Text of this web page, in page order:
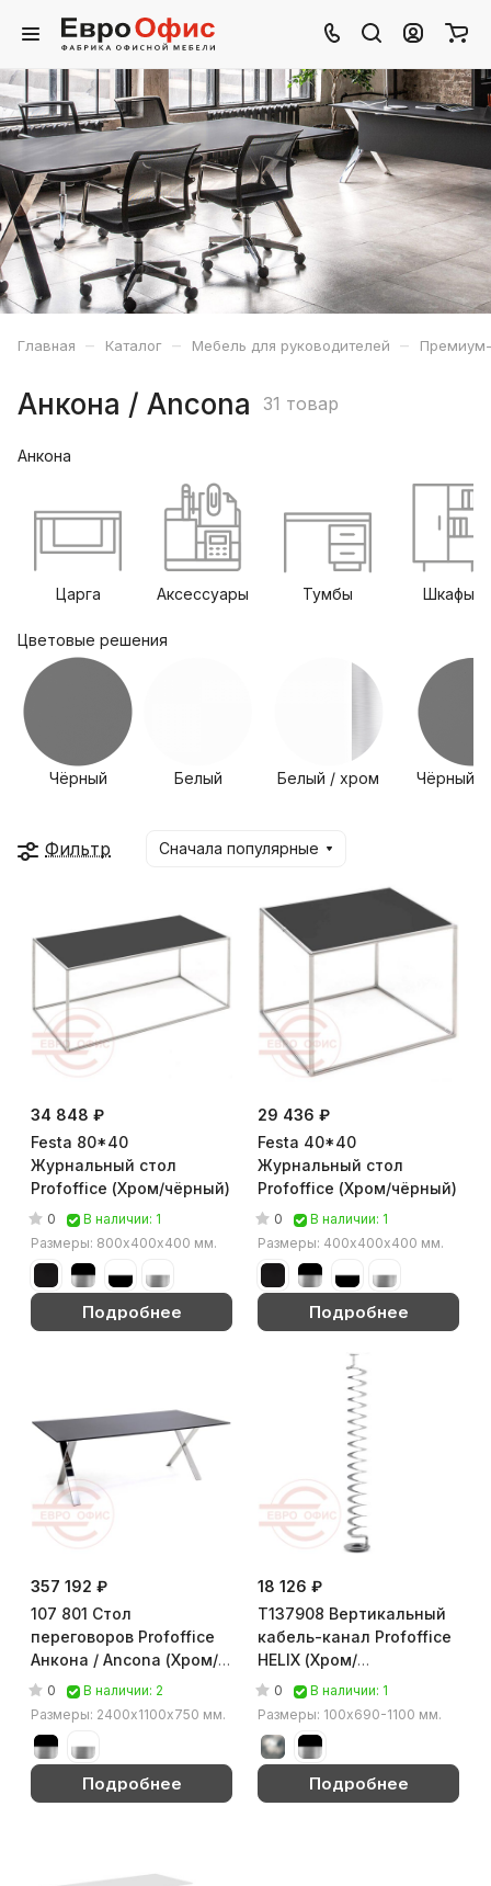
Главная – Каталог – Мебель для руководителей –
Анкона / Ancona 31 товар
Анкона
Царга Аксессуары Тумбы Шкафы
Цветовые решения
Чёрный Белый Белый / хром Чёрный /
Фильтр Сначала популярные
34 848 ₽
Festa 80*40
Журнальный стол
Profoffice (Хром/чёрный)
0
В наличии: 1
Размеры: 800х400х400 мм.
Подробнее
29 436 ₽
Festa 40*40
Журнальный стол
Profoffice (Хром/чёрный)
0
В наличии: 1
Размеры: 400х400х400 мм.
Подробнее
357 192 ₽
107 801 Стол
переговоров Profoffice
Анкона / Ancona (Хром/
чёрный)
0
В наличии: 2
Размеры: 2400х1100х750 мм.
Подробнее
18 126 ₽
Т137908 Вертикальный
кабель-канал Profoffice
HELIX (Хром/
прозрачный)
0
В наличии: 1
Размеры: 100x690-1100 мм.
Подробнее